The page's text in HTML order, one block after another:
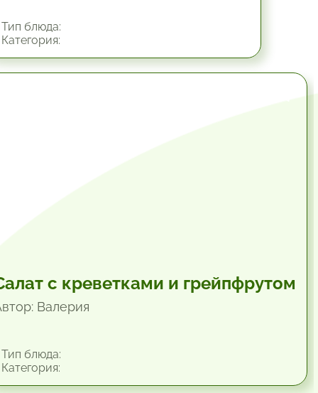
блюда:
с креветками и грейпфрутом
Валерия
блюда: